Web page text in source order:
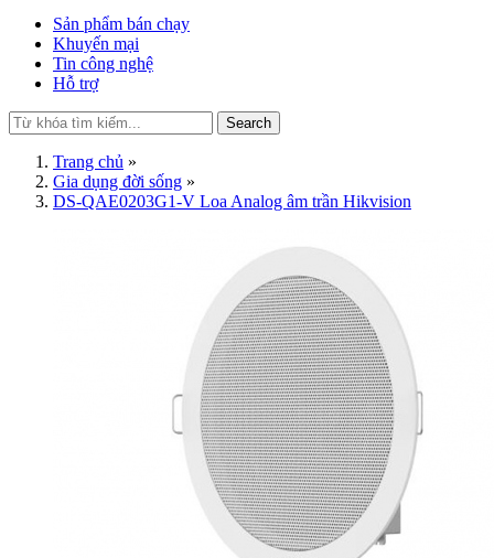
Sản phẩm bán chạy
Khuyến mại
Tin công nghệ
Hỗ trợ
Search
Trang chủ »
Gia dụng đời sống »
DS-QAE0203G1-V Loa Analog âm trần Hikvision